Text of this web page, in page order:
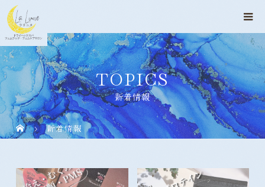
TOPICS
新着情報
新着情報